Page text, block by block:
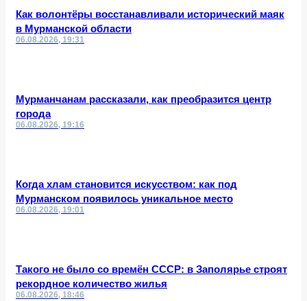
Как волонтёры восстанавливали исторический маяк
в Мурманской области
06.08.2026, 19:31
Мурманчанам рассказали, как преобразится центр
города
06.08.2026, 19:16
Когда хлам становится искусством: как под
Мурманском появилось уникальное место
06.08.2026, 19:01
Такого не было со времён СССР: в Заполярье строят
рекордное количество жилья
06.08.2026, 18:46